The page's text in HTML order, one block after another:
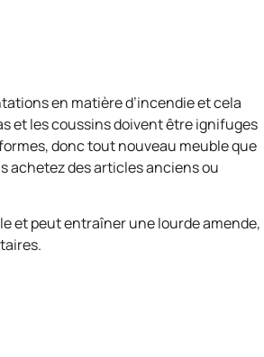
en matière d’incendie et cela
et les coussins doivent être ignifuges
donc tout nouveau meuble que
achetez des articles anciens ou
et peut entraîner une lourde amende,